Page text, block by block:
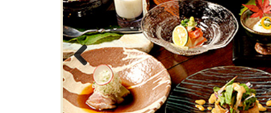
Previous